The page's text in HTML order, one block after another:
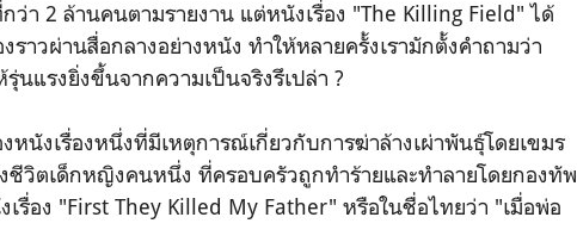
า 2 ล้านคนตามรายงาน แต่หนังเรื่อง "The Killing Field" ได้
ราวผ่านสื่อกลางอย่างหนัง ทำให้หลายครั้งเรามักตั้งคำถามว่า
นแรงยิ่งขึ้นจากความเป็นจริงรึเปล่า ?
หนังเรื่องหนึ่งที่มีเหตุการณ์เกี่ยวกับการฆ่าล้างเผ่าพันธุ์โดยเขมร
งชีวิตเด็กหญิงคนหนึ่ง ที่ครอบครัวถูกทำร้ายและทำลายโดยกองทัพ
รื่อง "First They Killed My Father" หรือในชื่อไทยว่า "เมื่อพ่อ